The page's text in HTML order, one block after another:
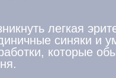
легкая
синяки и
которые